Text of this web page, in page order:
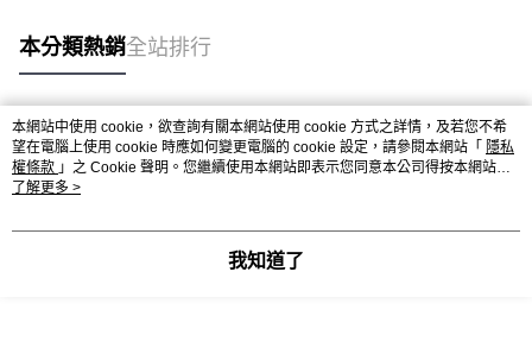
本分類熱銷全站排行
熱門標籤
本網站中使用 cookie，欲查詢有關本網站使用 cookie 方式之詳情，及若您不希
望在電腦上使用 cookie 時應如何變更電腦的 cookie 設定，請參閱本網站「 隱私
權條款 」之 Cookie 聲明。您繼續使用本網站即表示您同意本公司得按本網站使
用條款之 Cookie 聲明使用 cookie。
了解更多 >
我知道了